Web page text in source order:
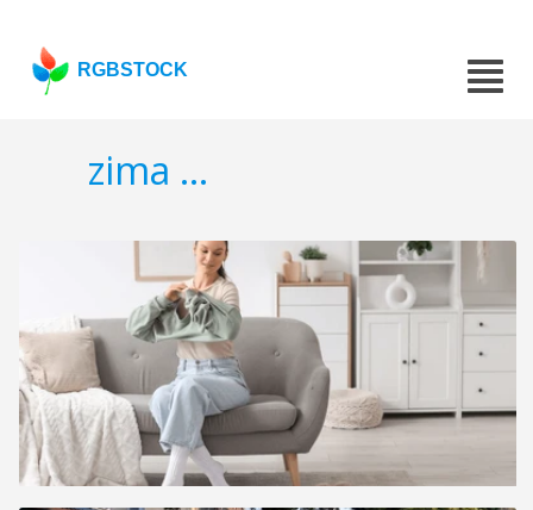
RGBSTOCK
zima ...